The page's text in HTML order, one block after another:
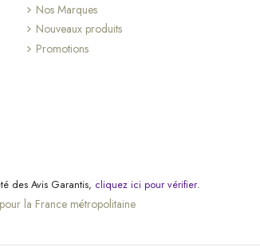
Nos Marques
Nouveaux produits
Promotions
des Avis Garantis, cliquez ici pour vérifier.
la France métropolitaine